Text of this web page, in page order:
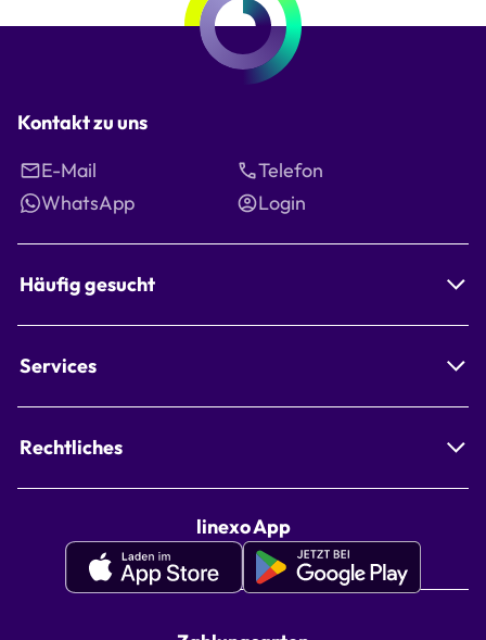
Kontakt zu uns
E-Mail
Telefon
WhatsApp
Login
Häufig gesucht
Services
Rechtliches
linexo App
Apple
Google